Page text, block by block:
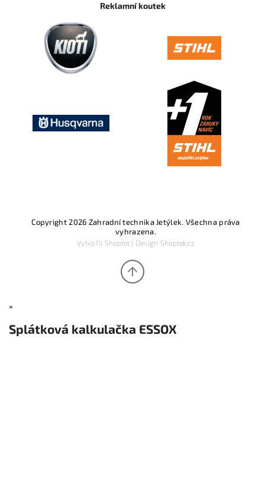
Reklamní koutek
Copyright 2026 Zahradní technika Jetýlek. Všechna práva
vyhrazena.
Vytvořil Shoptet| Design Shoptak.cz
×
Splátková kalkulačka ESSOX